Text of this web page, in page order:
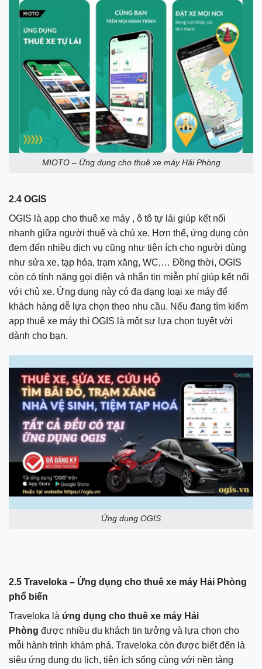
MIOTO – Ứng dụng cho thuê xe máy Hải Phòng
2.4 OGIS
OGIS là app cho thuê xe máy , ô tô tự lái giúp kết nối
nhanh giữa người thuế và chủ xe. Hơn thế, ứng dụng còn
đem đến nhiều dịch vụ cũng như tiện ích cho người dùng
như sửa xe, tạp hóa, trạm xăng, WC,… Đồng thời, OGIS
còn có tính năng gọi điện và nhắn tin miễn phí giúp kết nối
với chủ xe. Ứng dụng này có đa dạng loại xe máy để
khách hàng dễ lựa chọn theo nhu cầu. Nếu đang tìm kiếm
app thuê xe máy thì OGIS là một sự lựa chọn tuyệt vời
dành cho bạn.
Ứng dụng OGIS
2.5 Traveloka – Ứng dụng cho thuê xe máy Hải Phòng
phổ biến
Traveloka là ứng dụng cho thuê xe máy Hải
Phòng được nhiều du khách tin tưởng và lựa chọn cho
mỗi hành trình khám phá. Traveloka còn được biết đến là
siêu ứng dụng du lịch, tiện ích sống cùng với nền tảng